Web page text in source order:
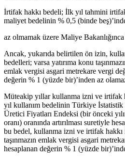
İrtifak hakkı bedeli; İlk yıl tahmini
maliyet bedelinin % 0,5 (binde
az olmamak üzere Maliye
Ancak, yukarıda belirtilen ön izin,
bedelleri; varsa yatırıma konu
emlak vergisi asgari metrekare vergi
değerin % 1 (yüzde bir)’inden az
Müteakip yıllar kullanma izni ve irtifak
yıl kullanım bedelinin Türkiye
Üretici Fiyatları Endeksi (bir önceki
oranı) oranında artırılması suretiyle
bu bedel, kullanma izni ve irtifak hakkı
taşınmazın emlak vergisi asgari
hesaplanan değerin % 1 (yüzde